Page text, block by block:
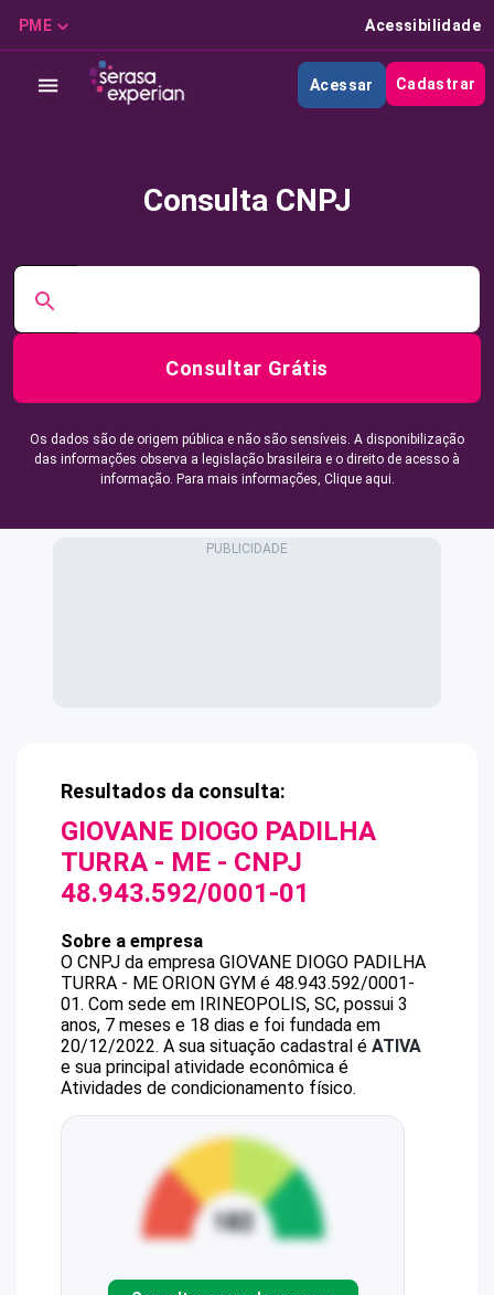
PME Acessibilidade
Acessar Cadastrar
Consulta CNPJ
Consultar Grátis
Os dados são de origem pública e não são sensíveis. A disponibilização
das informações observa a legislação brasileira e o direito de acesso à
informação. Para mais informações, Clique aqui.
Resultados da consulta:
GIOVANE DIOGO PADILHA
TURRA - ME - CNPJ
48.943.592/0001-01
Sobre a empresa
O CNPJ da empresa GIOVANE DIOGO PADILHA
TURRA - ME ORION GYM é 48.943.592/0001-
01. Com sede em IRINEOPOLIS, SC, possui 3
anos, 7 meses e 18 dias e foi fundada em
20/12/2022. A sua situação cadastral é ATIVA
e sua principal atividade econômica é
Atividades de condicionamento físico.